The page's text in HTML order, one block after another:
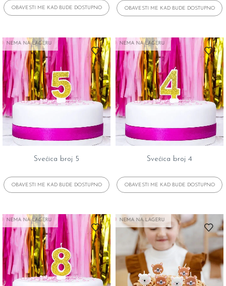
NEMA NA LAGERU
Svećica broj 5
NEMA NA LAGERU
Svećica broj 4
NEMA NA LAGERU NEMA NA LAGERU